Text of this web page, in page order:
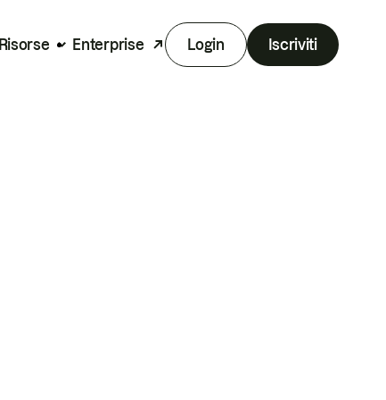
Risorse Enterprise Login Iscriviti